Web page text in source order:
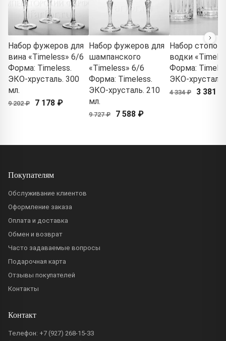
Набор фужеров для
вина «Timeless» 6/6
Форма: Timeless.
ЭКО-хрусталь. 300
мл.
9 202 ₽ 7 178 ₽
Набор фужеров для
шампанского
«Timeless» 6/6
Форма: Timeless.
ЭКО-хрусталь. 210
мл.
9 727 ₽ 7 588 ₽
Набор стопок
водки
Форма:
ЭКО-хрусталь
4 334 ₽ 3 381 ₽
Покупателям
Обслуживание клиентов
Оформление заказа
Оплата и доставка
Обмен и возврат
Часто задаваемые вопросы
Подарочная карта
Отзывы покупателей
Контакты
Контакт
Телефон: +7 (927) 268-15-33